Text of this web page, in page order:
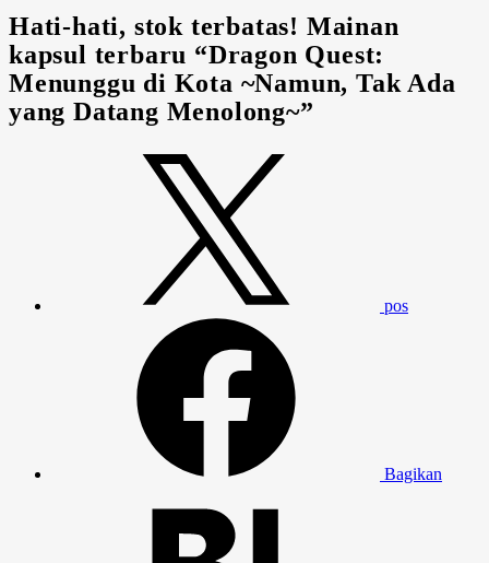
Hati-hati, stok terbatas! Mainan
kapsul terbaru “Dragon Quest:
Menunggu di Kota ~Namun, Tak Ada
yang Datang Menolong~”
pos
Bagikan